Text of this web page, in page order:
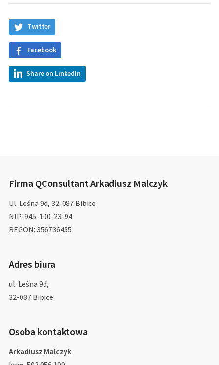
Twitter
Facebook
Share on LinkedIn
Firma QConsultant Arkadiusz Malczyk
Ul. Leśna 9d, 32-087 Bibice
NIP: 945-100-23-94
REGON: 356736455
Adres biura
ul. Leśna 9d,
32-087 Bibice.
Osoba kontaktowa
Arkadiusz Malczyk